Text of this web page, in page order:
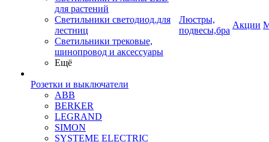
для растений
Светильники светодиод.для
лестниц
Светильники трековые,
шинопровод и аксессуары
Ещё
Розетки и выключатели
ABB
BERKER
LEGRAND
SIMON
SYSTEME ELECTRIC
Люстры,
подвесы,бра
Акции